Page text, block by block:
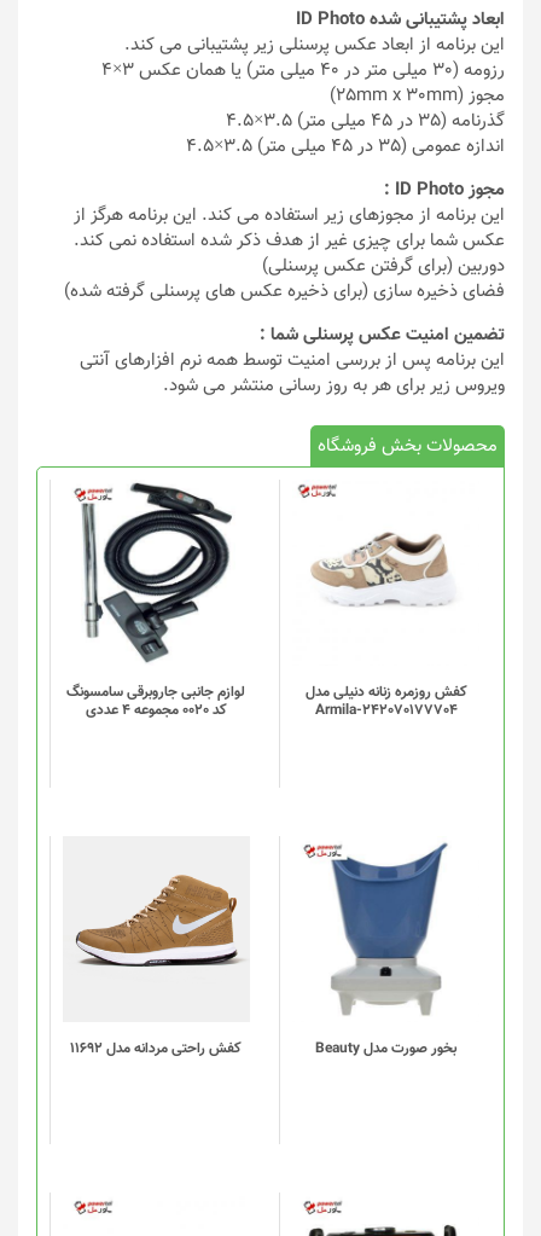
ابعاد پشتیبانی شده ID Photo
این برنامه از ابعاد عکس پرسنلی زیر پشتیبانی می کند.
رزومه (30 میلی متر در 40 میلی متر) یا همان عکس 3×4
مجوز (25mm x 30mm)
گذرنامه (35 در 45 میلی متر) 3.5×4.5
اندازه عمومی (35 در 45 میلی متر) 3.5×4.5
مجوز ID Photo :
این برنامه از مجوزهای زیر استفاده می کند. این برنامه هرگز از
عکس شما برای چیزی غیر از هدف ذکر شده استفاده نمی کند.
دوربین (برای گرفتن عکس پرسنلی)
فضای ذخیره سازی (برای ذخیره عکس های پرسنلی گرفته شده)
تضمین امنیت عکس پرسنلی شما :
این برنامه پس از بررسی امنیت توسط همه نرم افزارهای آنتی
ویروس زیر برای هر به روز رسانی منتشر می شود.
محصولات بخش فروشگاه
کفش روزمره زنانه دنیلی مدل
Armila-242070177704
لوازم جانبی جاروبرقی سامسونگ
کد 0020 مجموعه 4 عددی
بخور صورت مدل Beauty کفش راحتی مردانه مدل 11692
محصول
دارای
انواع
مختلفی
گزینه
محصول